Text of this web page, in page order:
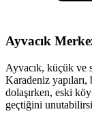
Ayvacık
Ayvacık, küçük ve
Karadeniz
dolaşırken, eski köy
geçtiğini